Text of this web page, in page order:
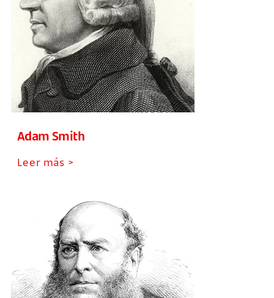
Adam Smith
Leer más >